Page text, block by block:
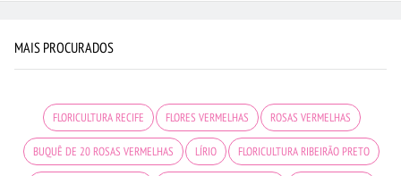
MAIS PROCURADOS
FLORICULTURA RECIFE FLORES VERMELHAS ROSAS VERMELHAS
BUQUÊ DE 20 ROSAS VERMELHAS LÍRIO FLORICULTURA RIBEIRÃO PRETO